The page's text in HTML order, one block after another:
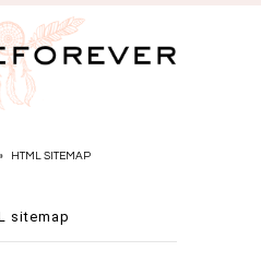
HTML SITEMAP
sitemap